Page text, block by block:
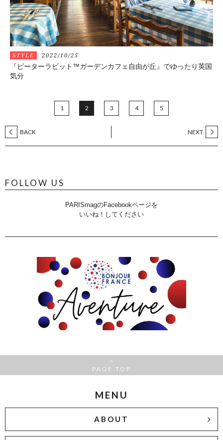
STYLE 2022/10/25
『ピーターラビット™️ガーデンカフェ自由が丘』でゆったり英国
気分
BACK
1 2 3 4 5
NEXT
FOLLOW US
PARISmagのFacebookページを
いいね！してください
PAGE TOP
MENU
ABOUT